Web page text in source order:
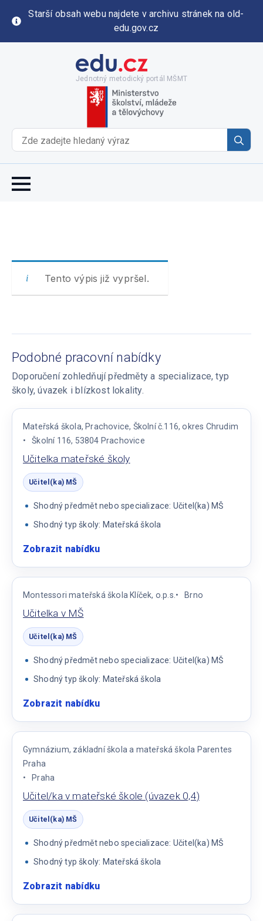
Starší obsah webu najdete v archivu stránek na old-
edu.gov.cz
Jednotný metodický portál MŠMT
for:
Tento výpis již vypršel.
Podobné pracovní nabídky
Doporučení zohledňují předměty a specializace, typ
školy, úvazek i blízkost lokality.
Mateřská škola, Prachovice, Školní č.116, okres Chrudim
Školní 116, 53804 Prachovice
Učitelka mateřské školy
Učitel(ka) MŠ
Shodný předmět nebo specializace: Učitel(ka) MŠ
Shodný typ školy: Mateřská škola
Zobrazit nabídku:
mateřské
školy
Montessori mateřská škola Klíček, o.p.s. Brno
Učitelka v MŠ
Učitel(ka) MŠ
Shodný předmět nebo specializace: Učitel(ka) MŠ
Shodný typ školy: Mateřská škola
Zobrazit nabídku:
v
MŠ
Gymnázium, základní škola a mateřská škola Parentes
Praha
Praha
Učitel/ka v mateřské škole (úvazek 0,4)
Učitel(ka) MŠ
Shodný předmět nebo specializace: Učitel(ka) MŠ
Shodný typ školy: Mateřská škola
Zobrazit nabídku:
v